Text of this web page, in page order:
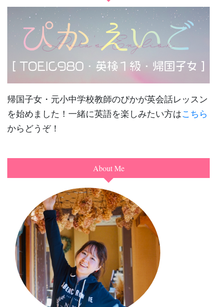
帰国子女・元小中学校教師のぴかが英会話レッスン
を始めました！一緒に英語を楽しみたい方はこちら
からどうぞ！
About Me